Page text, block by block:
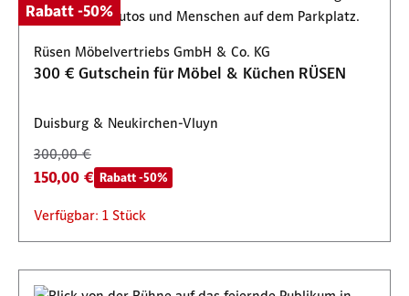
Rabatt -50%
Rüsen Möbelvertriebs GmbH & Co. KG
300 € Gutschein für Möbel & Küchen RÜSEN
Duisburg & Neukirchen-Vluyn
300,00 €
150,00 € Rabatt -50%
Verfügbar: 1 Stück